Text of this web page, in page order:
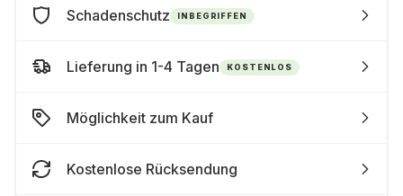
Schadenschutz INBEGRIFFEN
Lieferung in 1-4 Tagen KOSTENLOS
Möglichkeit zum Kauf
Kostenlose Rücksendung